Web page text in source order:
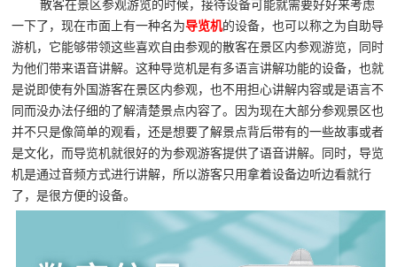
散客在景区参观游览的时候，接待设备可能就需要好好来考虑
一下了，现在市面上有一种名为导览机的设备，也可以称之为自助导
游机，它能够带领这些喜欢自由参观的散客在景区内参观游览，同时
为他们带来语音讲解。这种导览机是有多语言讲解功能的设备，也就
是说即使有外国游客在景区内参观，也不用担心讲解内容或是语言不
同而没办法仔细的了解清楚景点内容了。因为现在大部分参观景区也
并不只是像简单的观看，还是想要了解景点背后带有的一些故事或者
是文化，而导览机就很好的为参观游客提供了语音讲解。同时，导览
机是通过音频方式进行讲解，所以游客只用拿着设备边听边看就行
了，是很方便的设备。